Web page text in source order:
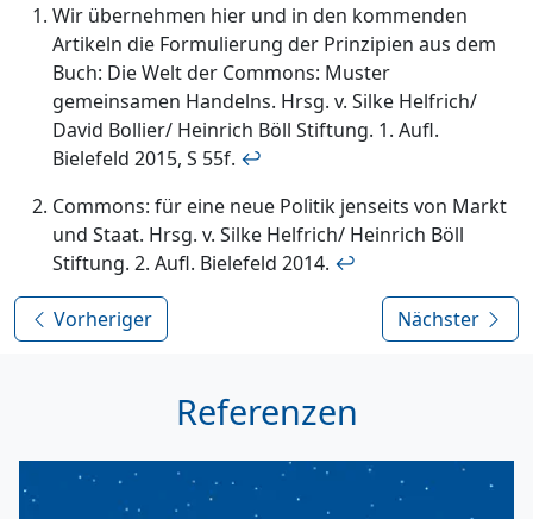
Wir übernehmen hier und in den kommenden
Artikeln die Formulierung der Prinzipien aus dem
Buch: Die Welt der Commons: Muster
gemeinsamen Handelns. Hrsg. v. Silke Helfrich/
David Bollier/ Heinrich Böll Stiftung. 1. Aufl.
Bielefeld 2015, S 55f. ↩︎
Commons: für eine neue Politik jenseits von Markt
und Staat. Hrsg. v. Silke Helfrich/ Heinrich Böll
Stiftung. 2. Aufl. Bielefeld 2014. ↩︎
Vorheriger Nächster
Referenzen